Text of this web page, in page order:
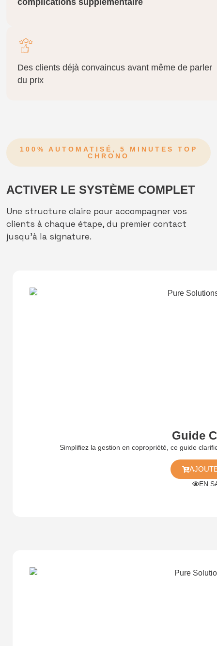
complications supplémentaire
Des clients déjà convaincus avant même de parler
du prix
100% AUTOMATISÉ, 5 MINUTES TOP
CHRONO
ACTIVER LE SYSTÈME COMPLET
Une structure claire pour accompagner vos
clients à chaque étape, du premier contact
jusqu’à la signature.
Guide
Simplifiez la gestion en copropriété, ce guide
EN